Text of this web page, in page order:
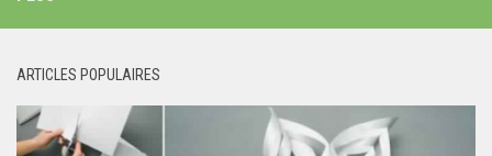
ARTICLES POPULAIRES